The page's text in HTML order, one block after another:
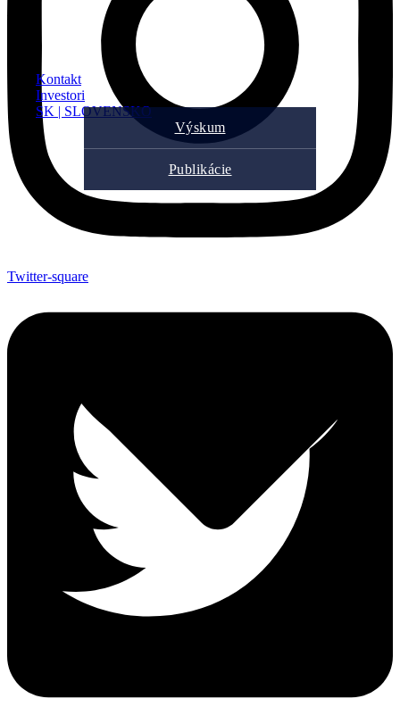
Výskum
Publikácie
Kontakt
Investori
SK | SLOVENSKO
Twitter-square